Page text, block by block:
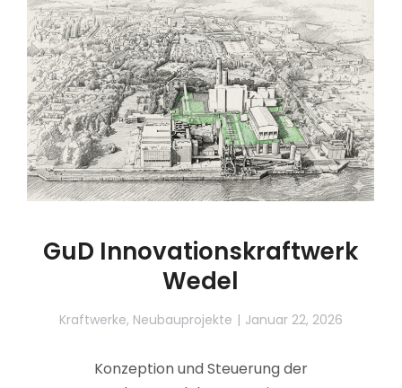
GuD Innovationskraftwerk
Wedel
Kraftwerke, Neubauprojekte Januar 22, 2026
Konzeption und Steuerung der